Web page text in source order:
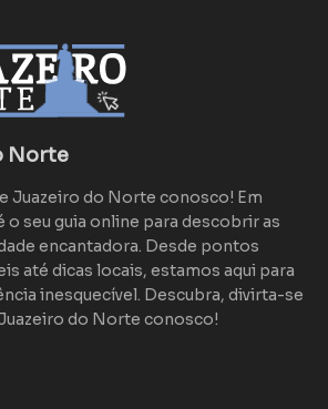
Norte
Juazeiro do Norte conosco! Em
seu guia online para descobrir as
encantadora. Desde pontos
até dicas locais, estamos aqui para
inesquecível. Descubra, divirta-se
do Norte conosco!